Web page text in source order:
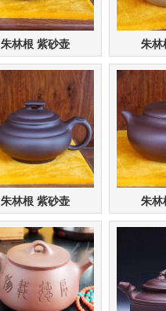
朱林根 紫砂壶 朱林
朱林根 紫砂壶 朱林